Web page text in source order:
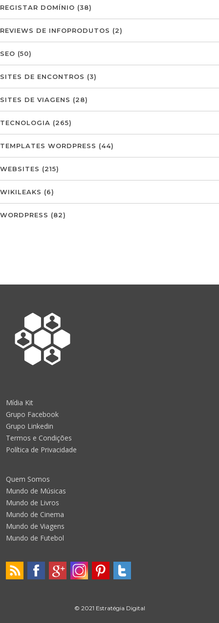
REGISTAR DOMÍNIO (38)
REVIEWS DE INFOPRODUTOS (2)
SEO (50)
SITES DE ENCONTROS (3)
SITES DE VIAGENS (28)
TECNOLOGIA (265)
TEMPLATES WORDPRESS (44)
WEBSITES (215)
WIKILEAKS (6)
WORDPRESS (82)
Mídia Kit
Grupo Facebook
Grupo Linkedin
Termos e Condições
Política de Privacidade
Quem Somos
Mundo de Músicas
Mundo de Livros
Mundo de Cinema
Mundo de Viagens
Mundo de Futebol
© 2021 Estratégia Digital